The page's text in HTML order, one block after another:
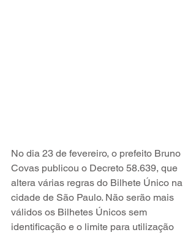
No dia 23 de fevereiro, o prefeito Bruno
Covas publicou o Decreto 58.639, que
altera várias regras do Bilhete Único na
cidade de São Paulo. Não serão mais
válidos os Bilhetes Únicos sem
identificação e o limite para utilização